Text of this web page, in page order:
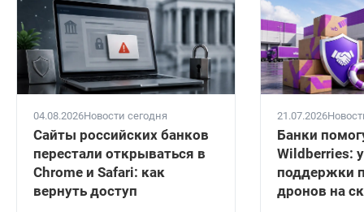
04.08.2026Новости сегодня
Сайты российских банков
перестали открываться в
Chrome и Safari: как
вернуть доступ
21.07.2026
Банки
Wildberries:
поддержки
дронов на